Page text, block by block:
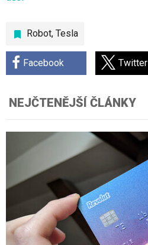
Robot, Tesla
Facebook Twitter
NEJČTENĚJŠÍ ČLÁNKY